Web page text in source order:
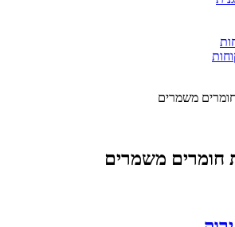
משמרים
חומרים משמרים